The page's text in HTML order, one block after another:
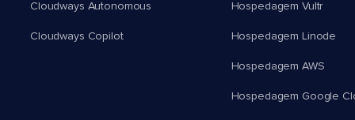
Cloudways Autonomous
Cloudways Copilot
Hospedagem Vultr
Hospedagem Linode
Hospedagem AWS
Hospedagem Google